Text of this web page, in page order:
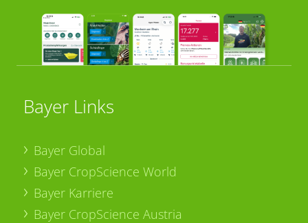
Bayer Links
Bayer Global
Bayer CropScience World
Bayer Karriere
Bayer CropScience Austria